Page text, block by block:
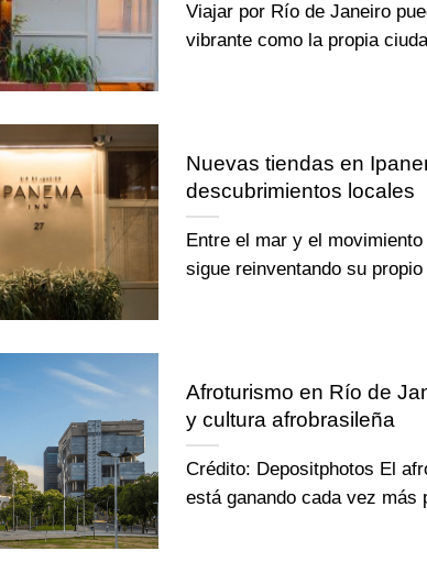
Viajar por Río de Janeiro
vibrante como la propia
Nuevas tiendas en
descubrimientos locales
Entre el mar y el
sigue reinventando su
Afroturismo en Río de
y cultura afrobrasileña
Crédito: Depositphotos El
está ganando cada vez más